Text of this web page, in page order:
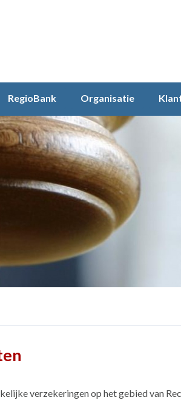
RegioBank Organisatie
verzekeringen op het gebied van